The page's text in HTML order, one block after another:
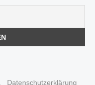
Datenschutzerklärung